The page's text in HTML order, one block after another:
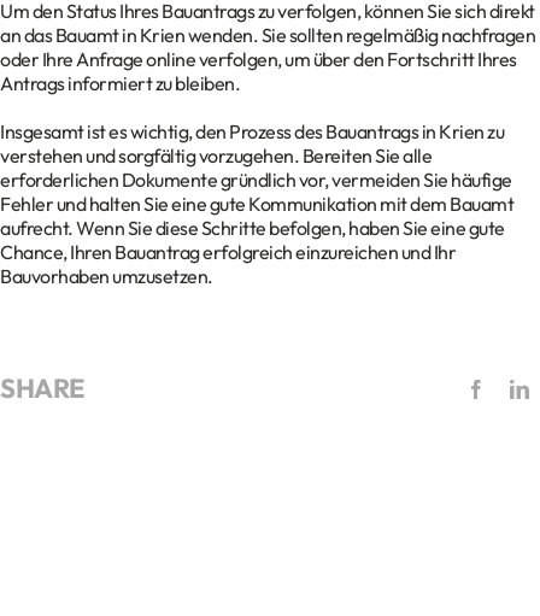
Um den Status Ihres Bauantrags zu verfolgen, können Sie sich direkt
an das Bauamt in Krien wenden. Sie sollten regelmäßig nachfragen
oder Ihre Anfrage online verfolgen, um über den Fortschritt Ihres
Antrags informiert zu bleiben.
Insgesamt ist es wichtig, den Prozess des Bauantrags in Krien zu
verstehen und sorgfältig vorzugehen. Bereiten Sie alle
erforderlichen Dokumente gründlich vor, vermeiden Sie häufige
Fehler und halten Sie eine gute Kommunikation mit dem Bauamt
aufrecht. Wenn Sie diese Schritte befolgen, haben Sie eine gute
Chance, Ihren Bauantrag erfolgreich einzureichen und Ihr
Bauvorhaben umzusetzen.
SHARE